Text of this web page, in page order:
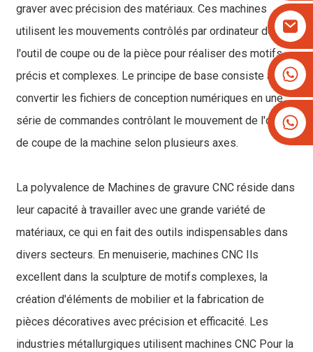
+8613825779334
graver avec précision des matériaux. Ces machines
utilisent les mouvements contrôlés par ordinateur de
l'outil de coupe ou de la pièce pour réaliser des motifs
précis et complexes. Le principe de base consiste à
convertir les fichiers de conception numériques en une
série de commandes contrôlant le mouvement de l'outil
de coupe de la machine selon plusieurs axes.
La polyvalence de Machines de gravure CNCréside dans
leur capacité à travailler avec une grande variété de
matériaux, ce qui en fait des outils indispensables dans
divers secteurs. En menuiserie, machines CNCIls
excellent dans la sculpture de motifs complexes, la
création d'éléments de mobilier et la fabrication de
pièces décoratives avec précision et efficacité. Les
industries métallurgiques utilisent machines CNCPour la